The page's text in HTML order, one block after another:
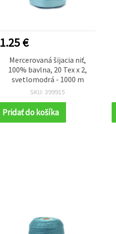
1.25 €
Mercerovaná šijacia niť,
100% bavlna, 20 Tex x 2,
svetlomodrá - 1000 m
SKU: 399915
Pridať do košíka